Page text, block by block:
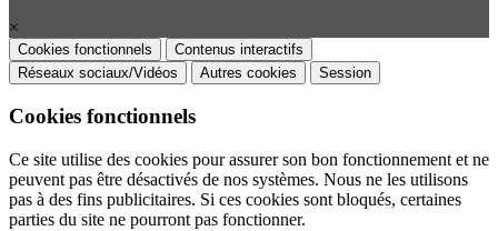
×
Cookies fonctionnels
Contenus interactifs
Réseaux sociaux/Vidéos
Autres cookies Session
Cookies fonctionnels
Ce site utilise des cookies pour assurer son bon fonctionnement et ne
peuvent pas être désactivés de nos systèmes. Nous ne les utilisons
pas à des fins publicitaires. Si ces cookies sont bloqués, certaines
parties du site ne pourront pas fonctionner.